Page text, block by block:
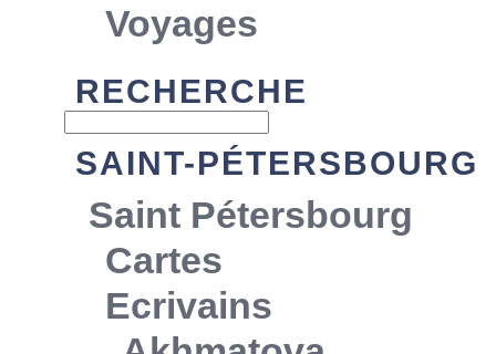
Voyages
RECHERCHE
SAINT-PÉTERSBOURG
Saint Pétersbourg
Cartes
Ecrivains